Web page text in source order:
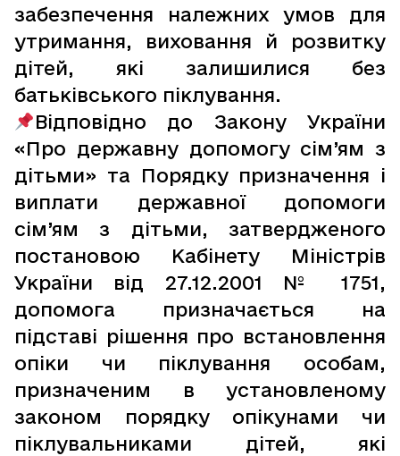
забезпечення належних умов для
утримання, виховання й розвитку
дітей, які залишилися без
батьківського піклування.
Відповідно до Закону України
«Про державну допомогу сім’ям з
дітьми» та Порядку призначення і
виплати державної допомоги
сім’ям з дітьми, затвердженого
постановою Кабінету Міністрів
України від 27.12.2001 № 1751,
допомога призначається на
підставі рішення про встановлення
опіки чи піклування особам,
призначеним в установленому
законом порядку опікунами чи
піклувальниками дітей, які